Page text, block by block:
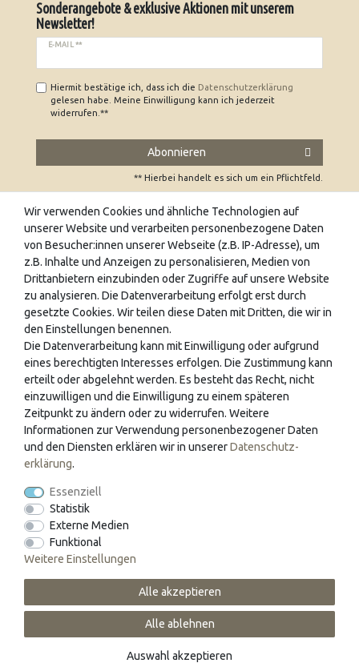
Sonderangebote & exklusive Aktionen mit unserem
Newsletter!
E-MAIL **
Hiermit bestätige ich, dass ich die Daten­schutz­erklärung
gelesen habe. Meine Einwilligung kann ich jederzeit
widerrufen.**
Abonnieren
** Hierbei handelt es sich um ein Pflichtfeld.
UNSERE FACHGESCHÄFTE
Wir freuen uns auch auf Ihren Besuch in unseren
Fachgeschäften. Hier finden sie eine Vielzahl an
wunderschönen Schreibgeräten zum Ausprobieren und ein
umfangreiches Papeterie-Sortiment in angenehmer
Atmosphäre. Es erwartet sie unser geschultes Fachpersonal
an folgenden Standorten.
Max Mustermann GmbH
Musterstr. 8-10
12345 Musterhausen
Tel.:012/345678
Muster Bürobedarf
Musterhauser Str. 116
Tel: 0124/356
Wir verwenden Cookies und ähnliche Technologien auf
unserer Website und verarbeiten personenbezogene Daten
von Besucher:innen unserer Webseite (z.B. IP-Adresse), um
z.B. Inhalte und Anzeigen zu personalisieren, Medien von
Drittanbietern einzubinden oder Zugriffe auf unsere Website
zu analysieren. Die Datenverarbeitung erfolgt erst durch
gesetzte Cookies. Wir teilen diese Daten mit Dritten, die wir in
den Einstellungen benennen.
Die Datenverarbeitung kann mit Einwilligung oder aufgrund
eines berechtigten Interesses erfolgen. Die Zustimmung kann
erteilt oder abgelehnt werden. Es besteht das Recht, nicht
einzuwilligen und die Einwilligung zu einem späteren
Zeitpunkt zu ändern oder zu widerrufen. Weitere
Informationen zur Verwendung personenbezogener Daten
und den Diensten erklären wir in unsererDaten­schutz­
erklärung.
Essenziell
Statistik
Externe Medien
Funktional
Weitere Einstellungen
Alle akzeptieren
Alle ablehnen
Auswahl akzeptieren